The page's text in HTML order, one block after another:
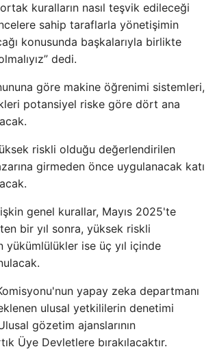
kuralların nasıl teşvik edileceği
sahip taraflarla yönetişimin
konusunda başkalarıyla birlikte
dedi.
göre makine öğrenimi sistemleri,
potansiyel riske göre dört ana
riskli olduğu değerlendirilen
girmeden önce uygulanacak katı
genel kurallar, Mayıs 2025'te
bir yıl sonra, yüksek riskli
yükümlülükler ise üç yıl içinde
yapay zeka departmanı
ulusal yetkililerin denetimi
gözetim ajanslarının
Üye Devletlere bırakılacaktır.